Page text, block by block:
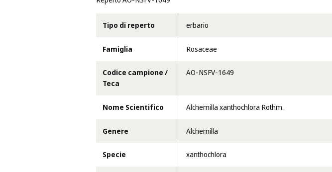
Tipo di reperto erbario
Famiglia Rosaceae
Codice campione /
Teca
AO-NSFV-1649
Nome Scientifico Alchemilla xanthochlora Rothm.
Genere Alchemilla
Specie xanthochlora